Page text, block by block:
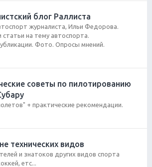
блог Раллиста
журналиста, Ильи Федорова.
статьи на тему автоспорта.
Фото. Опросы мнений.
советы по пилотированию
+ практические рекомендации.
технических видов
и знатоков других видов спорта
етс...